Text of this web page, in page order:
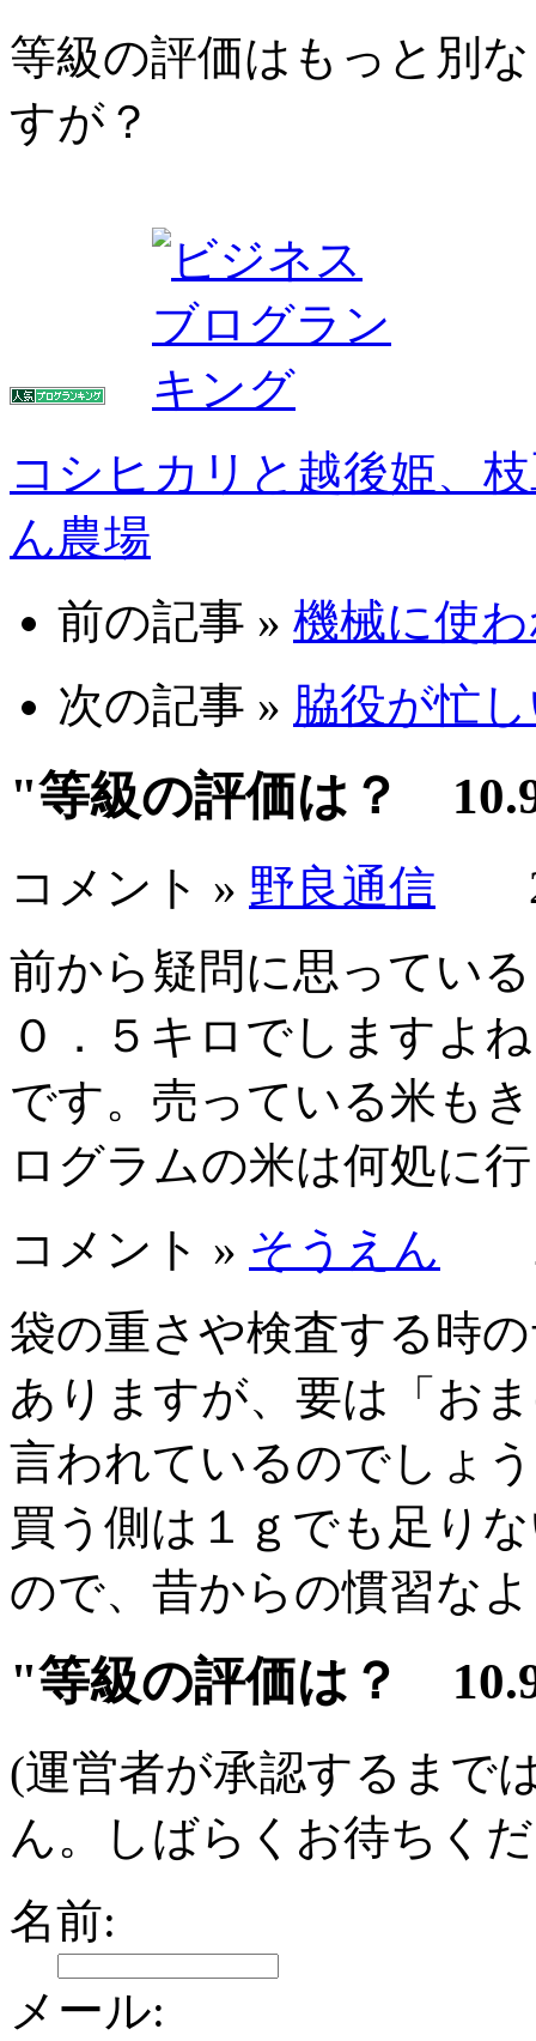
等級の評価はもっと別
すが？
コシヒカリと越後姫、
ん農場
前の記事 » 機械に使
次の記事 » 脇役が忙
"等級の評価は？
コメント » 野良通信
前から疑問に思ってい
０．５キロでしますよ
です。売っている米も
ログラムの米は何処に
コメント » そうえん
袋の重さや検査する時
ありますが、要は「お
言われているのでしょ
買う側は１ｇでも足り
ので、昔からの慣習な
"等級の評価は？
(運営者が承認するまで
ん。しばらくお待ちく
名前:
メール: